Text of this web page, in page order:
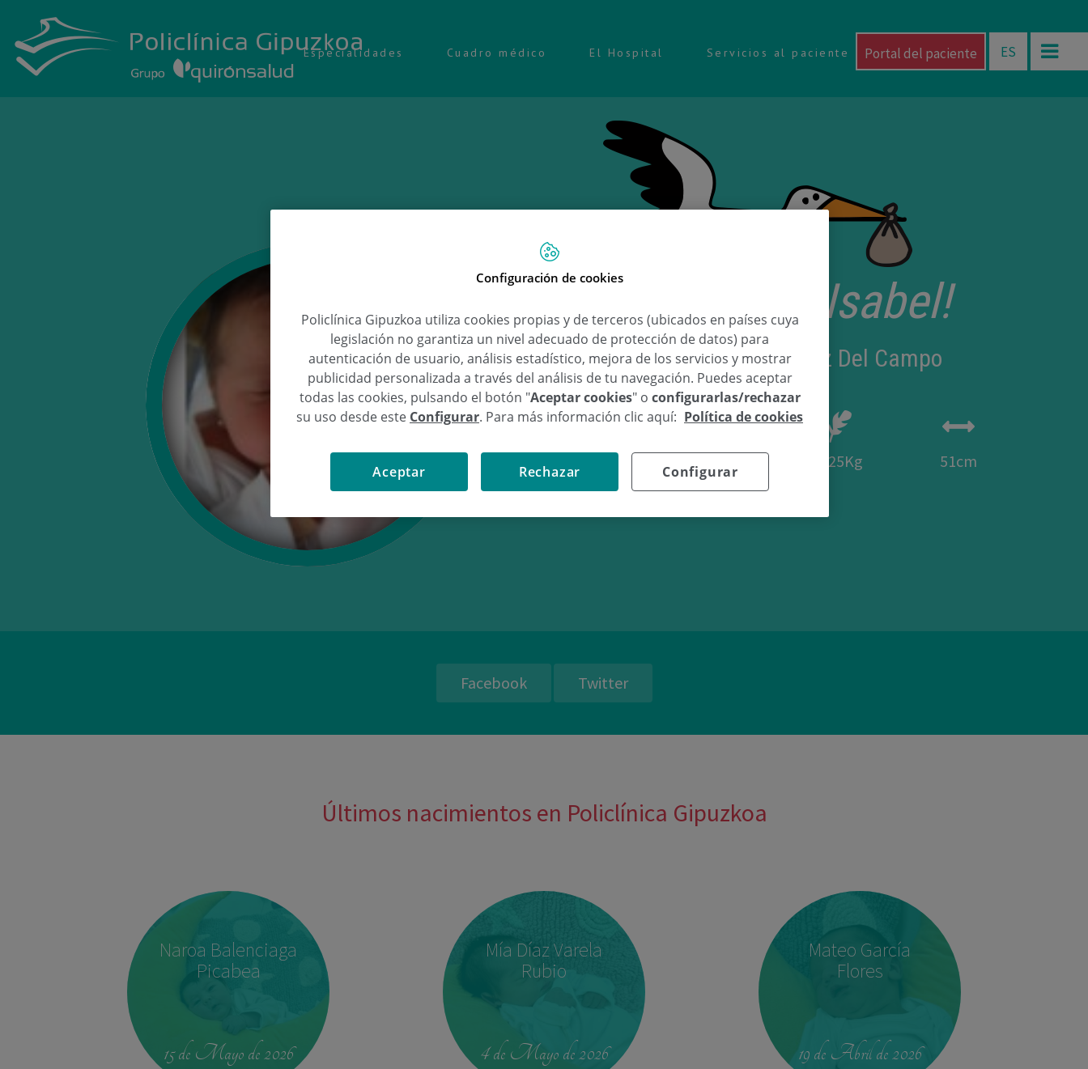
Especialidades Cuadro médico El Hospital Servicios al paciente Portal del paciente ES
Ongi etorri Isabel!
Isabel Agote Gonzalez Del Campo
14/04/10 3.25Kg 51cm
Facebook Twitter
Últimos nacimientos en Policlínica Gipuzkoa
Naroa Balenciaga
Picabea
15 de Mayo de 2026
Mía Díaz Varela
Rubio
4 de Mayo de 2026
Mateo García
Flores
19 de Abril de 2026
Configuración de cookies
Policlínica Gipuzkoa utiliza cookies propias y de terceros (ubicados en países cuya
legislación no garantiza un nivel adecuado de protección de datos) para
autenticación de usuario, análisis estadístico, mejora de los servicios y mostrar
publicidad personalizada a través del análisis de tu navegación. Puedes aceptar
todas las cookies, pulsando el botón "Aceptar cookies" o configurarlas/rechazar
su uso desde este Configurar. Para más información clic aquí: Política de cookies
Configurar
Rechazar
Aceptar